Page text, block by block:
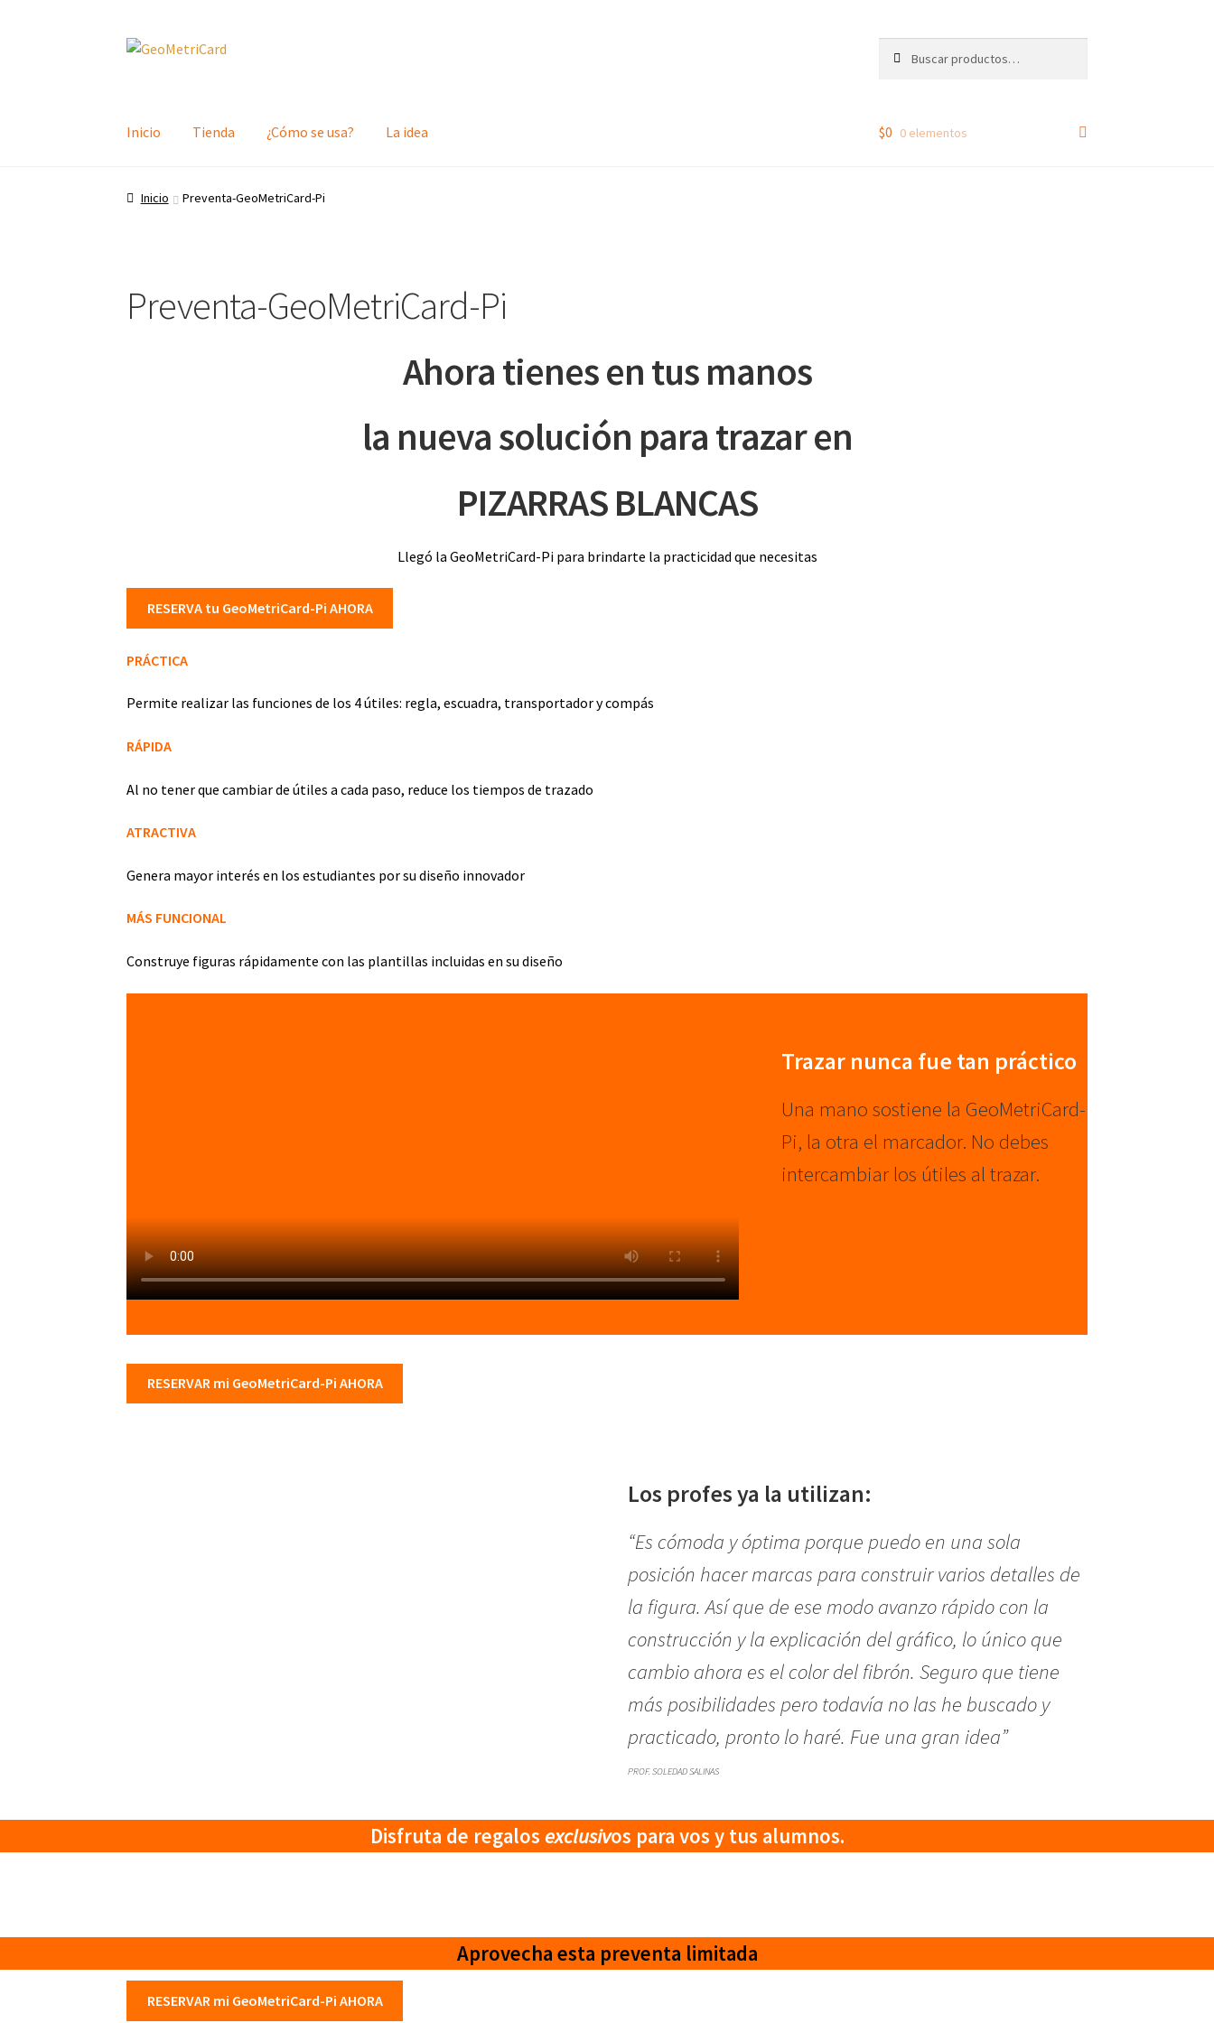
Ir
Ir
por:
Inicio Tienda ¿Cómo se usa? La idea $0 0 elementos
Inicio Preventa-GeoMetriCard-Pi
Preventa-GeoMetriCard-Pi
Ahora tienes en tus manos
la nueva solución para trazar en
PIZARRAS BLANCAS
Llegó la GeoMetriCard-Pi para brindarte la practicidad que necesitas
RESERVA tu GeoMetriCard-Pi AHORA
PRÁCTICA
Permite realizar las funciones de los 4 útiles: regla, escuadra, transportador y compás
RÁPIDA
Al no tener que cambiar de útiles a cada paso, reduce los tiempos de trazado
ATRACTIVA
Genera mayor interés en los estudiantes por su diseño innovador
MÁS FUNCIONAL
Construye figuras rápidamente con las plantillas incluidas en su diseño
Trazar nunca fue tan práctico
Una mano sostiene la GeoMetriCard-
Pi, la otra el marcador. No debes
intercambiar los útiles al trazar.
RESERVAR mi GeoMetriCard-Pi AHORA
Los profes ya la utilizan:
“Es cómoda y óptima porque puedo en una sola
posición hacer marcas para construir varios detalles de
la figura. Así que de ese modo avanzo rápido con la
construcción y la explicación del gráfico, lo único que
cambio ahora es el color del fibrón. Seguro que tiene
más posibilidades pero todavía no las he buscado y
practicado, pronto lo haré. Fue una gran idea”
PROF. SOLEDAD SALINAS
Disfruta de regalos exclusivos para vos y tus alumnos.
Aprovecha esta preventa limitada
RESERVAR mi GeoMetriCard-Pi AHORA